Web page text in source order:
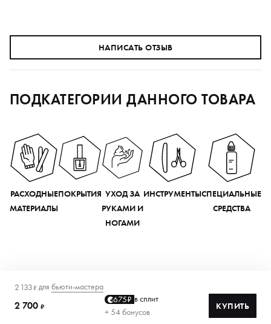
НАПИСАТЬ ОТЗЫВ
ПОДКАТЕГОРИИ ДАННОГО ТОВАРА
РАСХОДНЫЕ
МАТЕРИАЛЫ
ПОКРЫТИЯ УХОД ЗА
РУКАМИ И
НОГАМИ
ИНСТРУМЕНТЫСПЕЦИАЛЬНЫЕ
СРЕДСТВА
2 133₽ для бьюти-мастера
2 700 ₽
675₽ в сплит
+ 54 бонусов
КУПИТЬ